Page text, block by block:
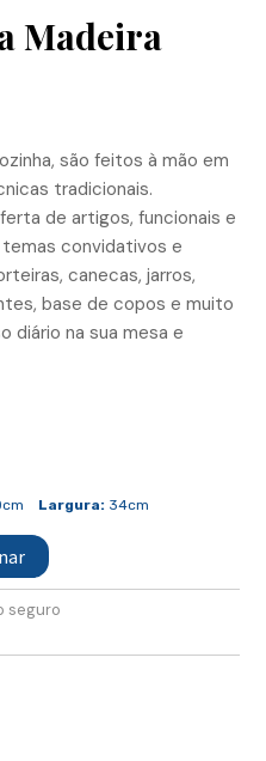
Madeira
são feitos à mão em
tradicionais.
de artigos, funcionais e
convidativos e
canecas, jarros,
base de copos e muito
diário na sua mesa e
Largura: 34cm
seguro